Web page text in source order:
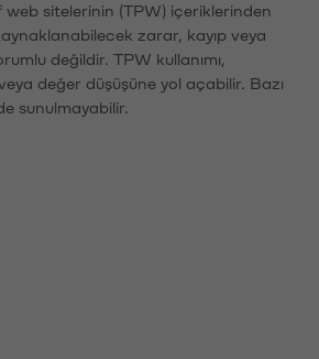
sitelerinin (TPW) içeriklerinden
zarar, kayıp veya
değildir. TPW kullanımı,
veya değer düşüşüne yol açabilir. Bazı
sunulmayabilir.